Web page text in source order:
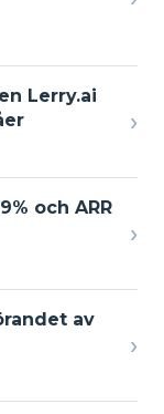
Lerry.ai
›
och ARR
›
av
›